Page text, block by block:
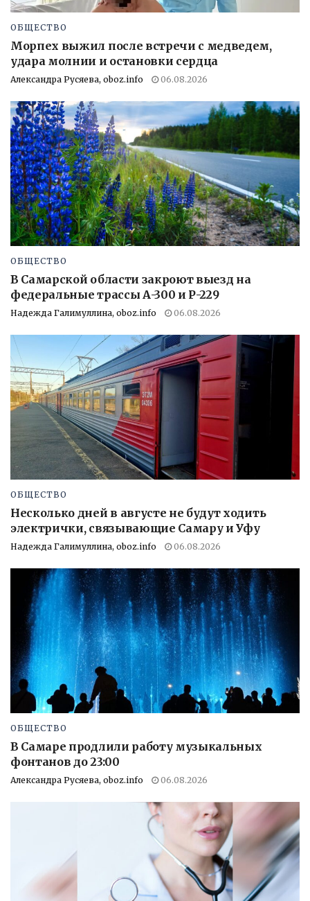
ОБЩЕСТВО
Морпех выжил после встречи с медведем,
удара молнии и остановки сердца
Александра Русяева, oboz.info 06.08.2026
ОБЩЕСТВО
В Самарской области закроют выезд на
федеральные трассы А-300 и Р-229
Надежда Галимуллина, oboz.info 06.08.2026
ОБЩЕСТВО
Несколько дней в августе не будут ходить
электрички, связывающие Самару и Уфу
Надежда Галимуллина, oboz.info 06.08.2026
ОБЩЕСТВО
В Самаре продлили работу музыкальных
фонтанов до 23:00
Александра Русяева, oboz.info 06.08.2026